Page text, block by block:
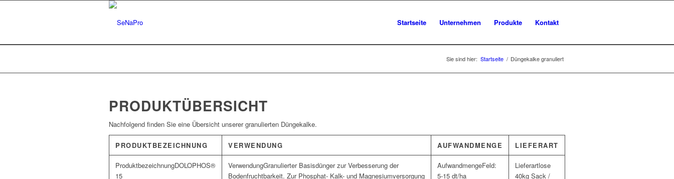
Startseite Unternehmen Produkte Kontakt
Sie sind hier: Startseite / Düngekalke granuliert
PRODUKTÜBERSICHT
Nachfolgend finden Sie eine Übersicht unserer granulierten Düngekalke.
PRODUKTBEZEICHNUNG VERWENDUNG AUFWANDMENGE LIEFERART
DOLOPHOS®
15
Granulierter Basisdünger zur Verbesserung der
Bodenfruchtbarkeit. Zur Phosphat- Kalk- und Magnesiumversorgung
Feld:
5-15 dt/ha
lose
40kg Sack /